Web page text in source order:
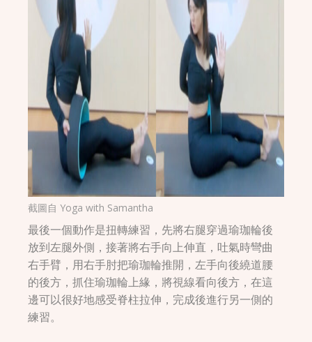
截圖自Yoga with Samantha
最後一個動作是扭轉練習，先將右腿穿過瑜珈輪後
放到左腿外側，接著將右手向上伸直，吐氣時彎曲
右手臂，用右手肘把瑜珈輪推開，左手向後繞道腰
的後方，抓住瑜珈輪上緣，將視線看向後方，在這
邊可以很好地感受脊柱拉伸，完成後進行另一側的
練習。